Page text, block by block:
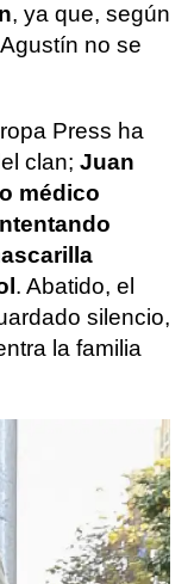
, ya que, según
no se
Press ha
clan; Juan
médico
. Abatido, el
silencio,
la familia